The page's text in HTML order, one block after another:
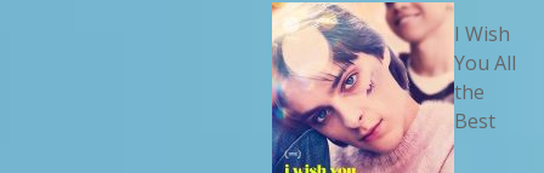
I Wish
You All
the
Best